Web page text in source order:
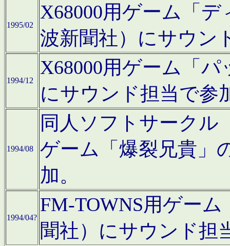
1995/02
X68000用ゲーム「
波新聞社）にサウン
1994/12
X68000用ゲーム「
にサウンド担当で参
1994/08
同人ソフトサークル
ゲーム「爆裂兄貴」
加。
1994/04?
FM-TOWNS用ゲー
聞社）にサウンド担